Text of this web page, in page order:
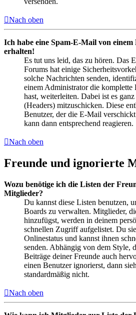
Nach oben
Ich habe eine Spam-E-Mail von einem
erhalten!
Es tut uns leid, das zu hören. Das
Forums hat einige
solche Nachrichten senden,
einem Administrator die
hast, weiterleiten. Dabei ist es
(Headers) mitzuschicken. Diese
Benutzer, der die E-Mail
kann dann entsprechend reagieren.
Nach oben
Freunde und ignorierte
Wozu benötige ich die Listen der
Mitglieder?
Du kannst diese Listen benutzen,
Boards zu verwalten. Mitglieder,
hinzufügst, werden in deinem
schnellen Zugriff aufgelistet. Du
Onlinestatus und kannst ihnen
senden. Abhängig von dem Style,
Beiträge deiner Freunde auch
einen Benutzer ignorierst, dann
standardmäßig nicht.
Nach oben